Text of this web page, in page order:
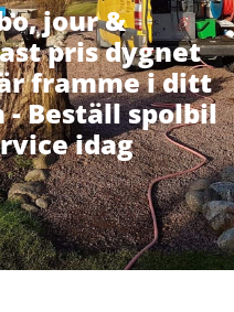
jour &
pris dygnet
framme i ditt
Beställ spolbil
idag